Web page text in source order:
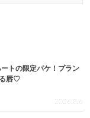
トの限定パケ！プラン
唇♡
2026.8.6